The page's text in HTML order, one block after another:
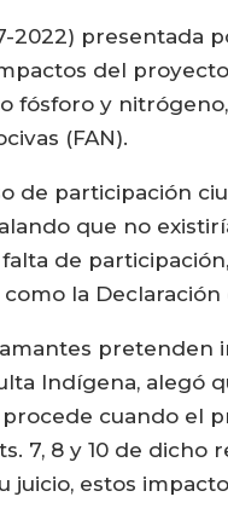
2022) presentada
del
fósforo y
(FAN).
de participación
que no
de
la Declaración
Indígena,
cuando el
7, 8 y 10 de
juicio, estos